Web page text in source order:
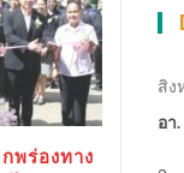
พร่องทาง
สิง
อา.